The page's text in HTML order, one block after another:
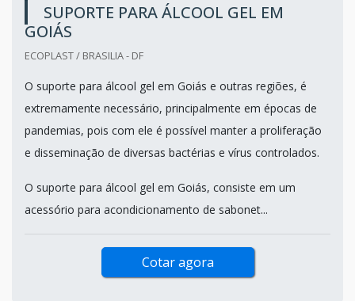
SUPORTE PARA ÁLCOOL GEL EM
GOIÁS
ECOPLAST / BRASILIA - DF
O suporte para álcool gel em Goiás e outras regiões, é
extremamente necessário, principalmente em épocas de
pandemias, pois com ele é possível manter a proliferação
e disseminação de diversas bactérias e vírus controlados.
O suporte para álcool gel em Goiás, consiste em um
acessório para acondicionamento de sabonet...
Cotar agora